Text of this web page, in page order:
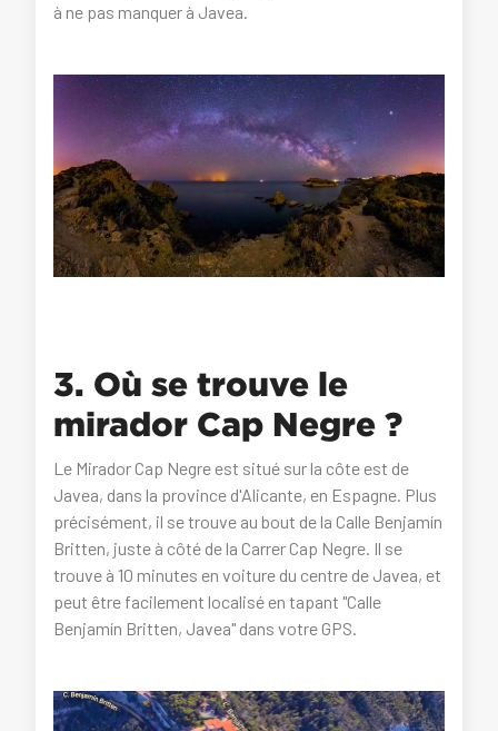
à ne pas manquer à Javea.
3. Où se trouve le
mirador Cap Negre ?
Le Mirador Cap Negre est situé sur la côte est de
Javea, dans la province d'Alicante, en Espagne. Plus
précisément, il se trouve au bout de la Calle Benjamín
Britten, juste à côté de la Carrer Cap Negre. Il se
trouve à 10 minutes en voiture du centre de Javea, et
peut être facilement localisé en tapant "Calle
Benjamín Britten, Javea" dans votre GPS.